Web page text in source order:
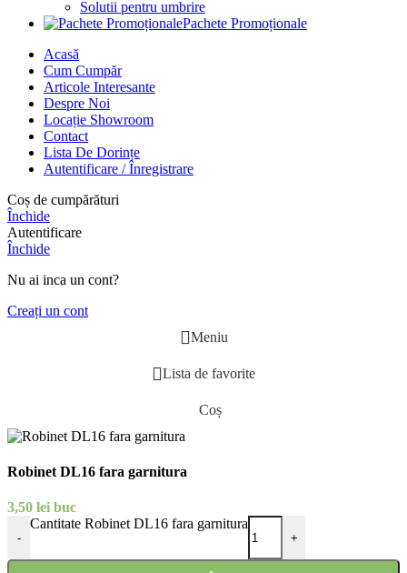
Solutii pentru umbrire
Pachete Promoționale
Acasă
Cum Cumpăr
Articole Interesante
Despre Noi
Locație Showroom
Contact
Lista De Dorințe
Autentificare / Înregistrare
Coș de cumpărături
Închide
Autentificare
Închide
Nu ai inca un cont?
Creați un cont
Meniu
Lista de favorite
Coș
Robinet DL16 fara garnitura
3,50 lei buc
-
Cantitate Robinet DL16 fara garnitura
+